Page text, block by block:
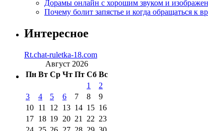
Дорамы онлайн с хорошим звуком и
Почему болит запястье и когда обращаться к
Интересное
Rt.chat-ruletka-18.com
Август 2026
Пн Вт Ср Чт Пт Сб Вс
1
2
3
4 5 6 7 8
9
10 11 12 13 14 15 16
17 18 19 20 21 22 23